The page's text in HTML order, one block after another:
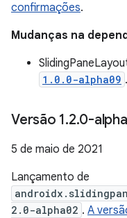
confirmações.
Mudanças na
1.0.0-alpha09 .
Versão 1.2.0-
5 de maio de 2021
Lançamento de
2.0-alpha02 . A